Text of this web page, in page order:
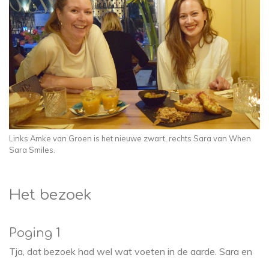
Links Amke van Groen is het nieuwe zwart, rechts Sara van When
Sara Smiles.
Het bezoek
Poging 1
Tja, dat bezoek had wel wat voeten in de aarde. Sara en